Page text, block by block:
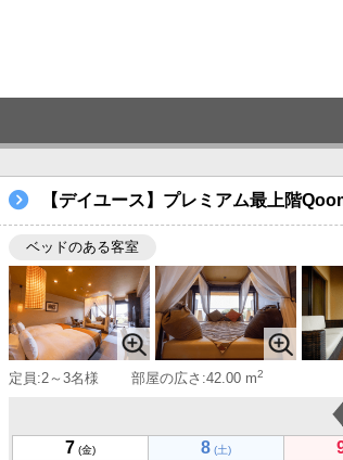
【デイユース】プレミアム最上階
ベッドのある客室
定員:2～3名様 部屋の広さ:42.00 m2
7 (金) 8 (土)